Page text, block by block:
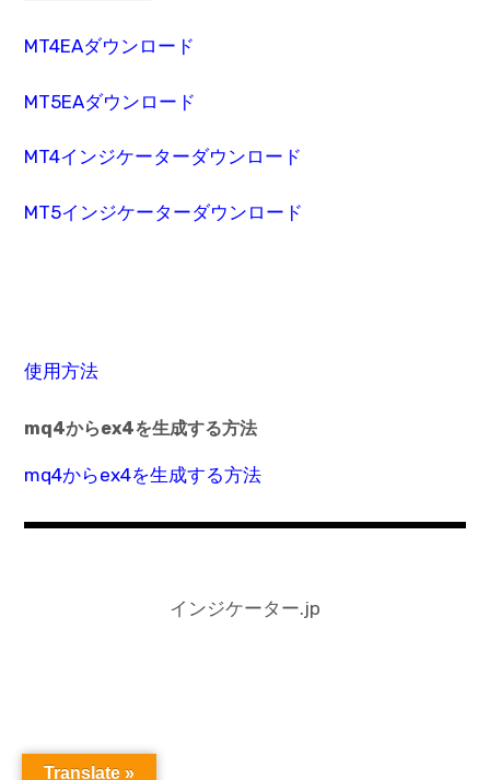
MT4EAダウンロード
MT5EAダウンロード
MT4インジケーターダウンロード
MT5インジケーターダウンロード
使用方法
mq4からex4を生成する方法
mq4からex4を生成する方法
Translate »
インジケーター.jp